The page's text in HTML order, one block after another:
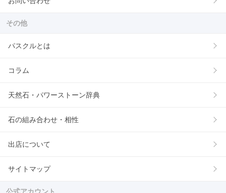
その他
パスクルとは
コラム
天然石・パワーストーン辞典
石の組み合わせ・相性
出店について
サイトマップ
公式アカウント